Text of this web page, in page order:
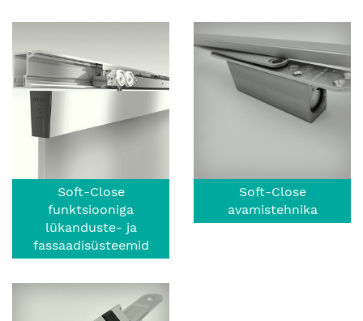
Soft-Close
funktsiooniga
lükanduste- ja
fassaadisüsteemid
Soft-Close
avamistehnika